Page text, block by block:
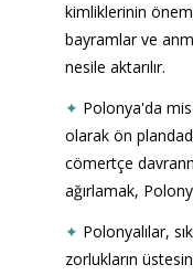
kimliklerinin
bayramlar ve
nesile aktarılır.
✦ Polonya'da
olarak ön
cömertçe
ağırlamak,
✦ Polonyalılar,
zorlukların